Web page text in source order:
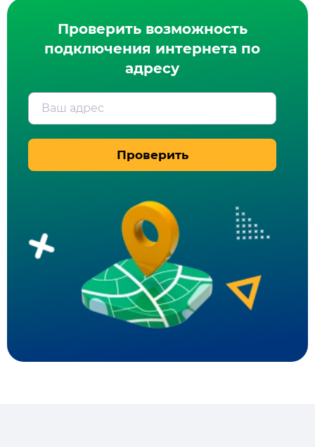
Проверить возможность
подключения интернета по
адресу
Ваш адрес
Проверить